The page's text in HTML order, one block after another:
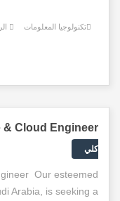
تكنولوجيا المعلومات
& Cloud Engineer
كلي
Our esteemed
Arabia, is seeking a